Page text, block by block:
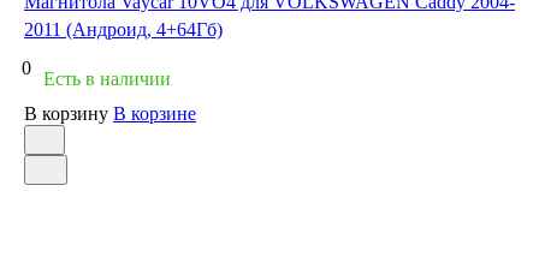
2011 (Андроид, 4+64Гб)
0
Есть в наличии
В корзину В корзине